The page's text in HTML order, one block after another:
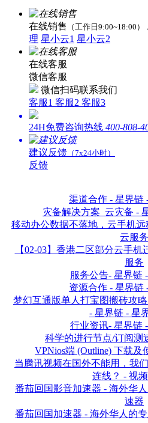
在线销售 （工作日9:00~18:00）
理 星小云1 星小云2
在线客服
微信客服
微信扫码联系我们
客服1 客服2 客服3
24H免费咨询热线 400-808-
建议反馈 （7x24小时）
反馈
渠道合作 - 星界链
灾备解决方案_云灾备 -
移动办公数据不落地，云手机
云服务
【02-03】香港二区部分云手
服务
服务公告- 星界链
资源合作 - 星界链
梦幻互通版单人打宝图搬砖攻
- 星界链 - 星
行业资讯- 星界链
科学的进行节点/订阅测
VPNios端 (Outline) 下载及
当腾讯视频在国外不能用，我
连线？ - 视
番茄回国影音加速器 - 海外华
速器
番茄回国加速器 - 海外华人的